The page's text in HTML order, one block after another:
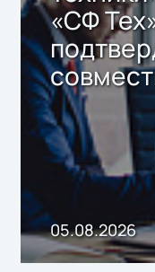
«СФ
Storage
05.08.2026